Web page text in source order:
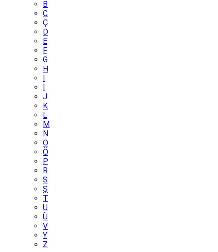
B
C
Ç
D
E
F
G
H
I
İ
J
K
L
M
N
O
Ö
P
R
S
Ş
T
U
Ü
V
Y
Z